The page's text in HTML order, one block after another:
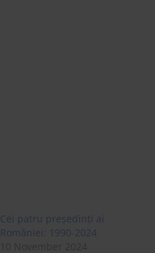
Cei patru președinți ai
României: 1990-2024